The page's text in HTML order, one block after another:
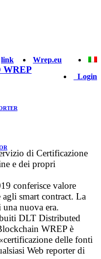
WREP
link
Wrep.eu
Login
di Certificazione
e dei propri
conferisce valore
smart contract. La
nuova era.
DLT Distributed
WREP è
delle fonti
Web reporter di